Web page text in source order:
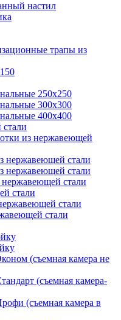
настил
трапы из
250х250
300х300
400х400
из нержавеющей
нержавеющей стали
нержавеющей стали
стали
стали
стали
стали
(съемная камера не
(съемная камера-
(съемная камера в